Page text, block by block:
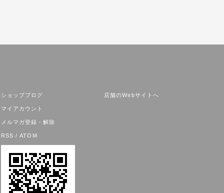
ショップブログ
マイアカウント
メルマガ登録・解除
RSS /ATOM
店舗のWebサイトへ